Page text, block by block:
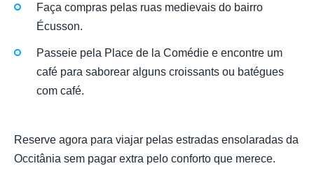
Faça compras pelas ruas medievais do bairro
Écusson.
Passeie pela Place de la Comédie e encontre um
café para saborear alguns croissants ou batégues
com café.
Reserve agora para viajar pelas estradas ensolaradas da
Occitânia sem pagar extra pelo conforto que merece.